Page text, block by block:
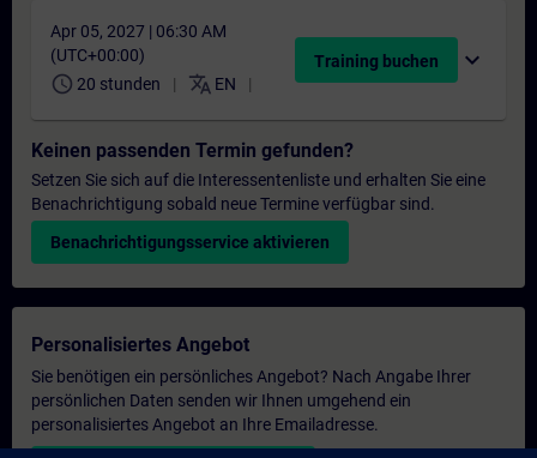
Apr 05, 2027 | 06:30 AM
(UTC+00:00)
schedule 20 stunden translate EN
Training buchen expand_more
Keinen passenden Termin gefunden?
Setzen Sie sich auf die Interessentenliste und erhalten Sie eine
Benachrichtigung sobald neue Termine verfügbar sind.
Benachrichtigungsservice aktivieren
Personalisiertes Angebot
Sie benötigen ein persönliches Angebot? Nach Angabe Ihrer
persönlichen Daten senden wir Ihnen umgehend ein
personalisiertes Angebot an Ihre Emailadresse.